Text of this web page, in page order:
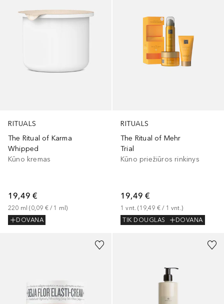
RITUALS
The Ritual of Karma
Whipped
Kūno kremas
19,49 €
220 ml (0,09 € / 1 ml)
DOVANA
RITUALS
The Ritual of Mehr
Trial
Kūno priežiūros rinkinys
19,49 €
1 vnt. (19,49 € / 1 vnt.)
TIK DOUGLAS
DOVANA